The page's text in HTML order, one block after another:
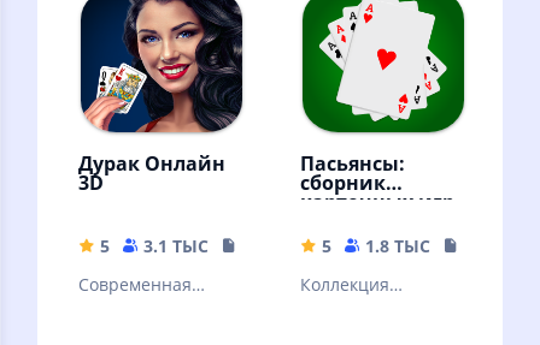
Солитер, Три пика.
компьютером или
онлайн.
Дурак Онлайн
3D
5 3.1 ТЫС
76.38 MB
Cовременная
Пасьянсы:
сборник
карточных игр
5 1.8 ТЫС
Коллекция